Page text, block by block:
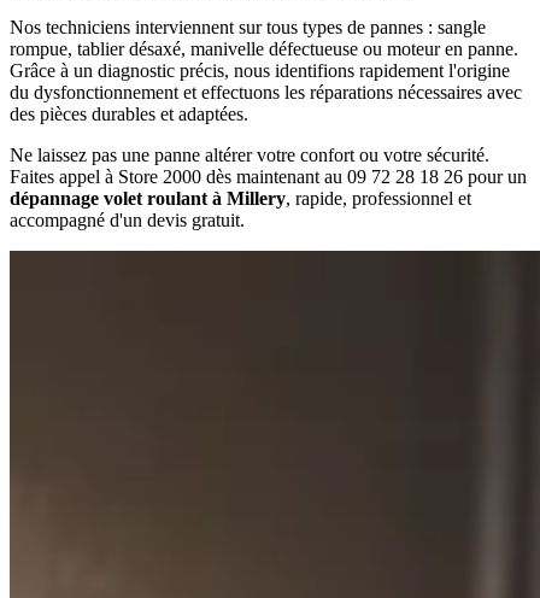
Nos techniciens interviennent sur tous types de pannes : sangle
rompue, tablier désaxé, manivelle défectueuse ou moteur en panne.
Grâce à un diagnostic précis, nous identifions rapidement l'origine
du dysfonctionnement et effectuons les réparations nécessaires avec
des pièces durables et adaptées.
Ne laissez pas une panne altérer votre confort ou votre sécurité.
Faites appel à Store 2000 dès maintenant au 09 72 28 18 26 pour un
dépannage volet roulant à Millery, rapide, professionnel et
accompagné d'un devis gratuit.